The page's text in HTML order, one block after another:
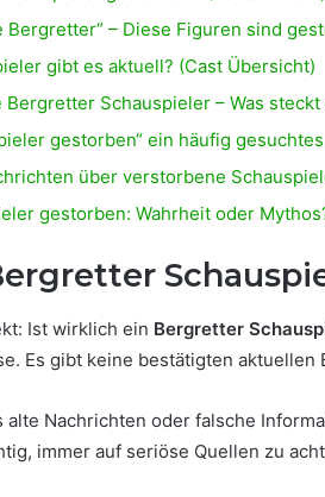
Bergretter“ – Diese Figuren sind
gibt es aktuell? (Cast Übersicht)
Schauspieler – Was steckt
gestorben“ ein häufig
über verstorbene
gestorben: Wahrheit oder
Ist wirklich ein Bergretter
Es gibt keine bestätigten
alte Nachrichten oder falsche
immer auf seriöse Quellen zu